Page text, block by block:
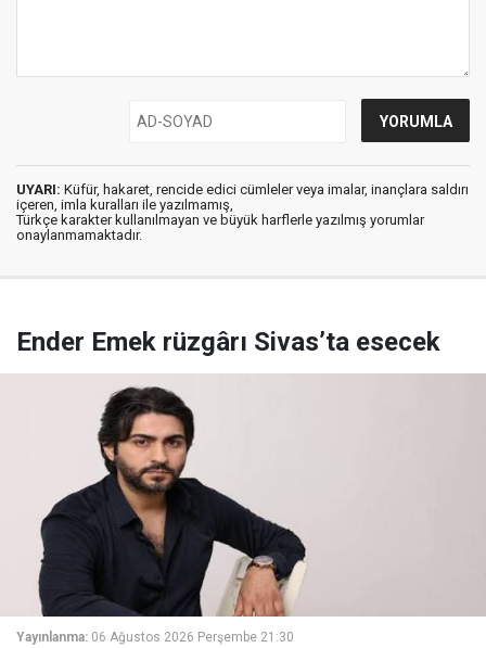
UYARI: Küfür, hakaret, rencide edici cümleler veya imalar, inançlara saldırı
içeren, imla kuralları ile yazılmamış,
Türkçe karakter kullanılmayan ve büyük harflerle yazılmış yorumlar
onaylanmamaktadır.
Ender Emek rüzgârı Sivas’ta esecek
Yayınlanma: 06 Ağustos 2026 Perşembe 21:30